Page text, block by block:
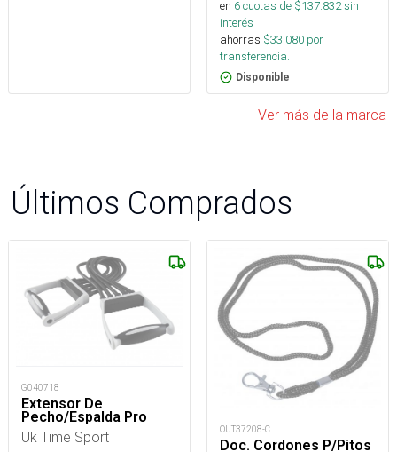
en 6cuotas de $137.832sin
interés
ahorras $33.080 por
transferencia.
Disponible
Ver más de la marca
Últimos Comprados
G040718
Extensor De
Pecho/Espalda Pro
Uk Time Sport OUT37208-C
Doc. Cordones P/Pitos